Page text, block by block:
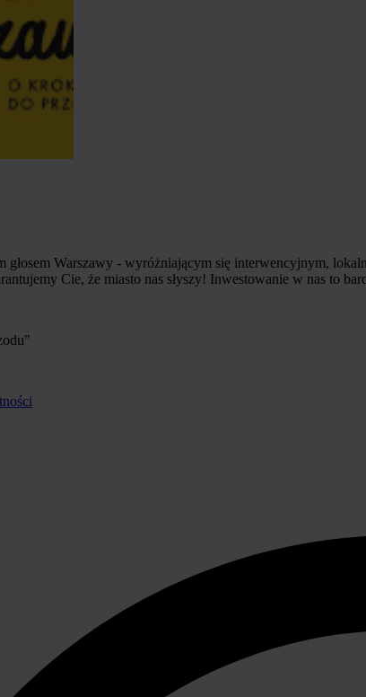
głosem Warszawy - wyróżniającym się interwencyjnym,
Cie, że miasto nas słyszy! Inwestowanie w nas to